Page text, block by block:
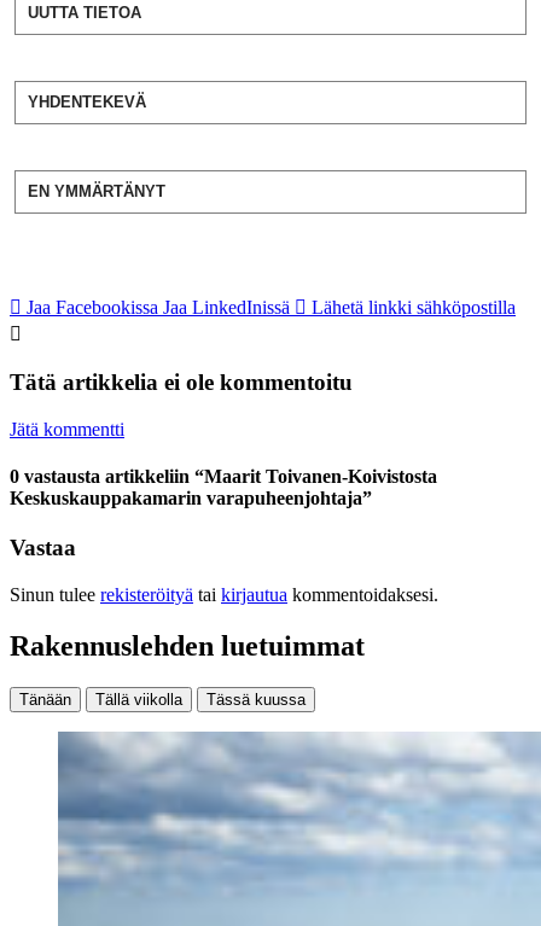
UUTTA TIETOA
YHDENTEKEVÄ
EN YMMÄRTÄNYT
Jaa Facebookissa Jaa LinkedInissä Lähetä linkki sähköpostilla
Tätä artikkelia ei ole kommentoitu
Jätä kommentti
0 vastausta artikkeliin “Maarit Toivanen-Koivistosta
Keskuskauppakamarin varapuheenjohtaja”
Vastaa
Sinun tulee rekisteröityä tai kirjautua kommentoidaksesi.
Rakennuslehden luetuimmat
Tänään Tällä viikolla Tässä kuussa